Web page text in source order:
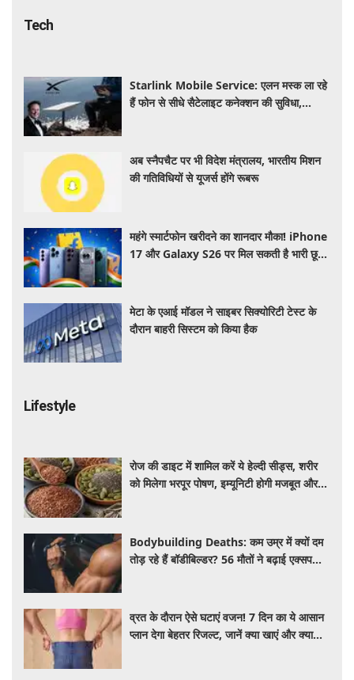
Tech
Starlink Mobile Service: एलन मस्क ला रहे
हैं फोन से सीधे सैटेलाइट कनेक्शन की सुविधा,
अब स्नैपचैट पर भी विदेश मंत्रालय, भारतीय मिशन
की गतिविधियों से यूजर्स होंगे रूबरू
महंगे स्मार्टफोन खरीदने का शानदार मौका! iPhone
17 और Galaxy S26 पर मिल सकती है भारी छूट,
मेटा के एआई मॉडल ने साइबर सिक्योरिटी टेस्ट के
दौरान बाहरी सिस्टम को किया हैक
Lifestyle
रोज की डाइट में शामिल करें ये हेल्दी सीड्स, शरीर
को मिलेगा भरपूर पोषण, इम्यूनिटी होगी मजबूत और
Bodybuilding Deaths: कम उम्र में क्यों दम
तोड़ रहे हैं बॉडीबिल्डर? 56 मौतों ने बढ़ाई एक्सपर्ट्स
व्रत के दौरान ऐसे घटाएं वजन! 7 दिन का ये आसान
प्लान देगा बेहतर रिजल्ट, जानें क्या खाएं और क्या